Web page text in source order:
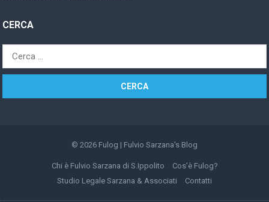
CERCA
Ricerca
per:
© 2026 Fulog | Fulvio Sarzana's Blog
Chi è Fulvio Sarzana di S.Ippolito
Cos’è Fulog?
Studio Legale Sarzana & Associati
Contatti